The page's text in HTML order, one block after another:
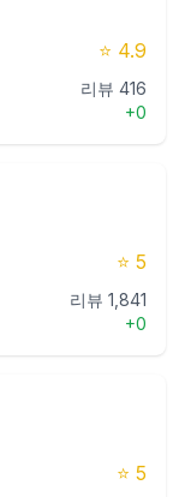
⭐ 4.9
리뷰 416
+0
⭐ 5
리뷰 1,841
+0
⭐ 5